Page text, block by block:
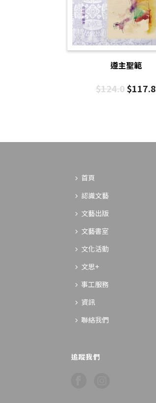
遵主聖範
$124.0$117.8
首頁
認識文藝
文藝出版
文藝書室
文化活動
文思+
事工服務
資訊
聯絡我們
追蹤我們